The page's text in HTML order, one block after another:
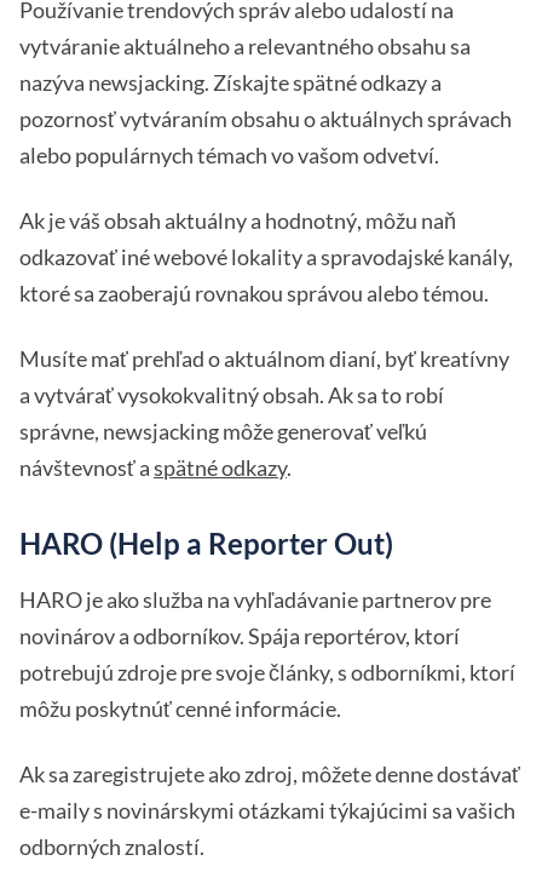
Používanie trendových správ alebo udalostí na
vytváranie aktuálneho a relevantného obsahu sa
nazýva newsjacking. Získajte spätné odkazy a
pozornosť vytváraním obsahu o aktuálnych správach
alebo populárnych témach vo vašom odvetví.
Ak je váš obsah aktuálny a hodnotný, môžu naň
odkazovať iné webové lokality a spravodajské kanály,
ktoré sa zaoberajú rovnakou správou alebo témou.
Musíte mať prehľad o aktuálnom dianí, byť kreatívny
a vytvárať vysokokvalitný obsah. Ak sa to robí
správne, newsjacking môže generovať veľkú
návštevnosť aspätné odkazy.
HARO (Help a Reporter Out)
HARO je ako služba na vyhľadávanie partnerov pre
novinárov a odborníkov. Spája reportérov, ktorí
potrebujú zdroje pre svoje články, s odborníkmi, ktorí
môžu poskytnúť cenné informácie.
Ak sa zaregistrujete ako zdroj, môžete denne dostávať
e-maily s novinárskymi otázkami týkajúcimi sa vašich
odborných znalostí.